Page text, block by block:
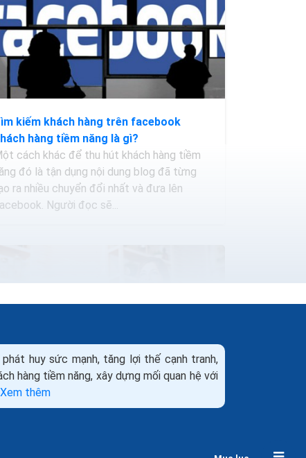
kiếm khách hàng trên facebook
hàng tiềm năng là gì?
cách khác để thu hút khách hàng tiềm
đó là tận dụng nội dung blog đã từng
ra nhiều chuyển đổi nhất và đưa lên
Người đọc sẽ...
huy sức mạnh, tăng lợi thế cạnh tranh,
hàng tiềm năng, xây dựng mối quan hệ với
Xem thêm